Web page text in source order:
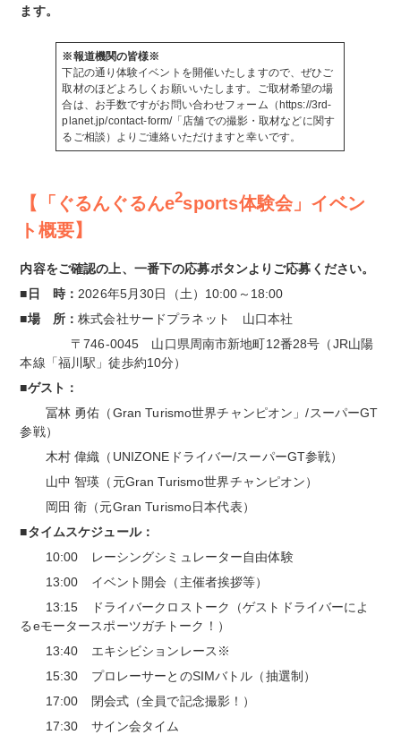
ます。
※報道機関の皆様※
下記の通り体験イベントを開催いたしますので、ぜひご
取材のほどよろしくお願いいたします。ご取材希望の場
合は、お手数ですがお問い合わせフォーム（https://3rd-
planet.jp/contact-form/「店舗での撮影・取材などに関す
るご相談 ）よりご連絡いただけますと幸いです。
【「ぐるんぐるんe2sports体験会」イベン
ト概要】
内容をご確認の上、一番下の応募ボタンよりご応募ください。
■ 日 時： 2026年5月30日（土）10:00～18:00
■場 所：株式会社サードプラネット 山口本社
〒746-0045 山口県周南市新地町12番28号（JR山陽
本線「福川駅」徒歩約10分）
■ゲスト ：
冨林 勇佑（Gran Turismo世界チャンピオン」/スーパーGT
参戦）
木村 偉織（UNIZONEドライバー/スーパーGT参戦）
山中 智瑛（元Gran Turismo世界チャンピオン）
岡田 衛（元Gran Turismo日本代表）
■タイムスケジュール：
10:00 レーシングシミュレーター自由体験
13:00 イベント開会（主催者挨拶等）
13:15 ドライバークロストーク（ゲストドライバーによ
るeモータースポーツガチトーク！）
13:40 エキシビションレース※
15:30 プロレーサーとのSIMバトル（抽選制）
17:00 閉会式（全員で記念撮影！）
17:30 サイン会タイム